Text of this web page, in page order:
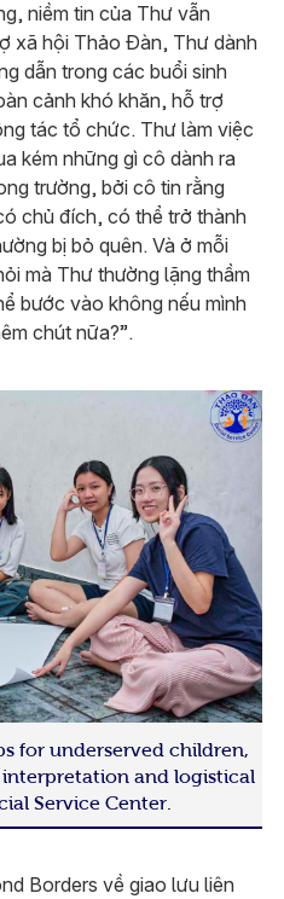
niềm tin của Thư vẫn
xã hội Thảo Đàn, Thư dành
dẫn trong các buổi sinh
cảnh khó khăn, hỗ trợ
tác tổ chức. Thư làm việc
kém những gì cô dành ra
trường, bởi cô tin rằng
chủ đích, có thể trở thành
bị bỏ quên. Và ở mỗi
mà Thư thường lặng thầm
bước vào không nếu mình
chút nữa?”.
for underserved children,
and logistical
Service Center.
Borders về giao lưu liên